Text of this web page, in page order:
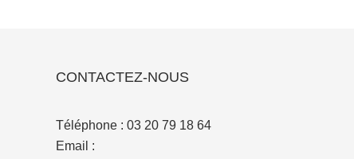
CONTACTEZ-NOUS
Téléphone : 03 20 79 18 64
Email :